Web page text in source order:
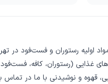
اولیه رستوران و فست‌فود در
غذایی (رستوران، کافه،
قهوه و نوشیدنی با ما در تماس